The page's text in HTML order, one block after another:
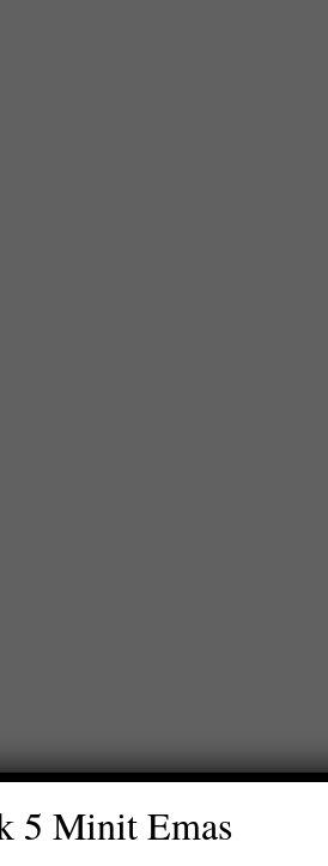
5 Minit Emas